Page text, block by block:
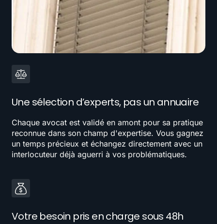
Une sélection d’experts, pas un annuaire
Chaque avocat est validé en amont pour sa pratique
reconnue dans son champ d'expertise. Vous gagnez
un temps précieux et échangez directement avec un
interlocuteur déjà aguerri à vos problématiques.
Votre besoin pris en charge sous 48h